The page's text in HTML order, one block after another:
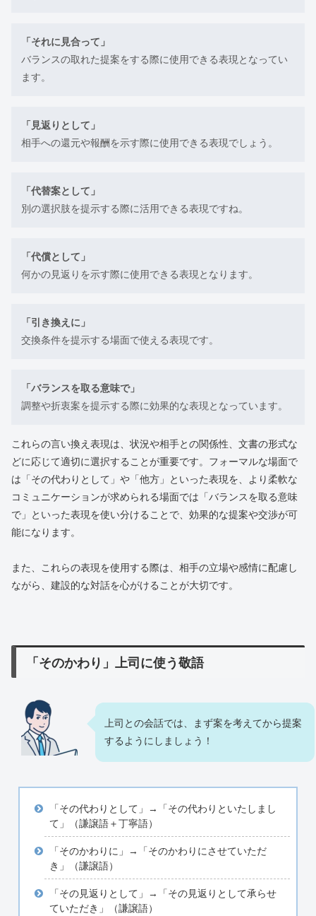
「それに見合って」
バランスの取れた提案をする際に使用できる表現となってい
ます。
「見返りとして」
相手への還元や報酬を示す際に使用できる表現でしょう。
「代替案として」
別の選択肢を提示する際に活用できる表現ですね。
「代償として」
何かの見返りを示す際に使用できる表現となります。
「引き換えに」
交換条件を提示する場面で使える表現です。
「バランスを取る意味で」
調整や折衷案を提示する際に効果的な表現となっています。
これらの言い換え表現は、状況や相手との関係性、文書の形式な
どに応じて適切に選択することが重要です。フォーマルな場面で
は「その代わりとして」や「他方」といった表現を、より柔軟な
コミュニケーションが求められる場面では「バランスを取る意味
で」といった表現を使い分けることで、効果的な提案や交渉が可
能になります。
また、これらの表現を使用する際は、相手の立場や感情に配慮し
ながら、建設的な対話を心がけることが大切です。
「そのかわり」上司に使う敬語
上司との会話では、まず案を考えてから提案
するようにしましょう！
「その代わりとして」→「その代わりといたしまし
て」（謙譲語＋丁寧語）
「そのかわりに」→「そのかわりにさせていただ
き」（謙譲語）
「その見返りとして」→「その見返りとして承らせ
ていただき」（謙譲語）